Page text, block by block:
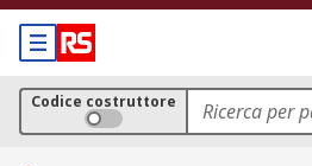
Codice costruttore